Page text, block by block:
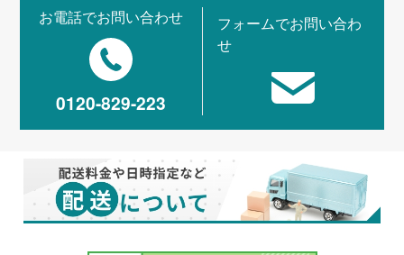
お電話でお問い合わせ
0120-829-223
フォームでお問い合わ
せ